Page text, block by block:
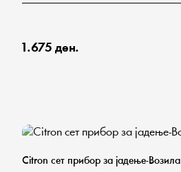
1.675 ден.
Citron сет прибор за јадење-Возила